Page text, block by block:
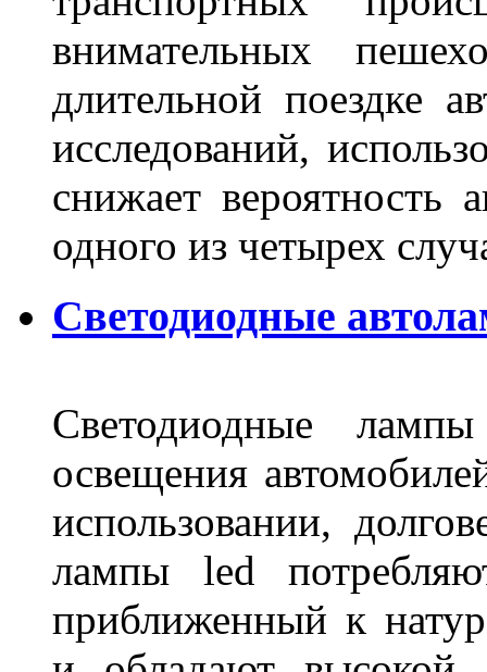
внимательных
длительной поездке
исследований,
снижает вероятность
одного из четырех
Светодиодные
Светодиодные
освещения
использовании,
лампы led
приближенный к